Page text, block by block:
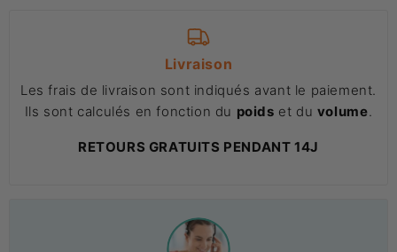
Livraison
Les frais de livraison sont indiqués avant le paiement.
Ils sont calculés en fonction du poids et du volume
RETOURS GRATUITS PENDANT 14J